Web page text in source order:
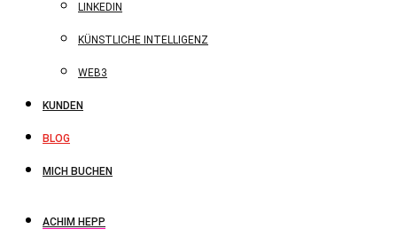
LINKEDIN
KÜNSTLICHE INTELLIGENZ
WEB3
KUNDEN
BLOG
MICH BUCHEN
ACHIM HEPP